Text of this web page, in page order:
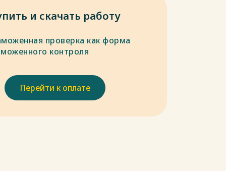
и скачать работу
проверка как форма
контроля
Перейти к оплате